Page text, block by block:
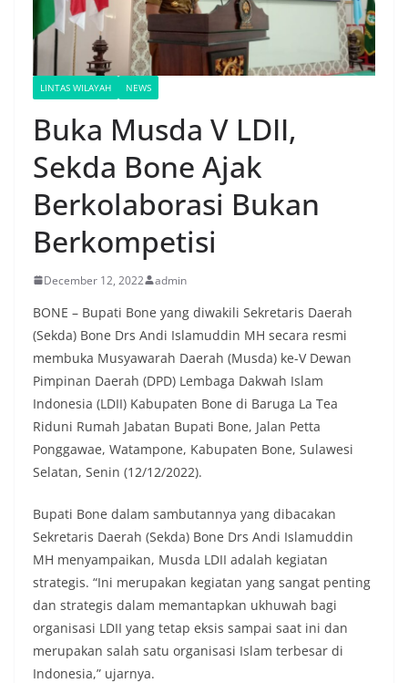
LINTAS WILAYAH NEWS
Buka Musda V LDII,
Sekda Bone Ajak
Berkolaborasi Bukan
Berkompetisi
December 12, 2022 admin
BONE – Bupati Bone yang diwakili Sekretaris Daerah
(Sekda) Bone Drs Andi Islamuddin MH secara resmi
membuka Musyawarah Daerah (Musda) ke-V Dewan
Pimpinan Daerah (DPD) Lembaga Dakwah Islam
Indonesia (LDII) Kabupaten Bone di Baruga La Tea
Riduni Rumah Jabatan Bupati Bone, Jalan Petta
Ponggawae, Watampone, Kabupaten Bone, Sulawesi
Selatan, Senin (12/12/2022).
Bupati Bone dalam sambutannya yang dibacakan
Sekretaris Daerah (Sekda) Bone Drs Andi Islamuddin
MH menyampaikan, Musda LDII adalah kegiatan
strategis. “Ini merupakan kegiatan yang sangat penting
dan strategis dalam memantapkan ukhuwah bagi
organisasi LDII yang tetap eksis sampai saat ini dan
merupakan salah satu organisasi Islam terbesar di
Indonesia,” ujarnya.